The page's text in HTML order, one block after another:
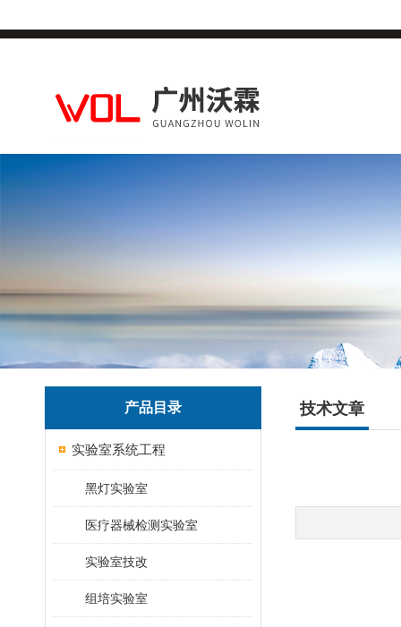
产品目录
实验室系统工程
黑灯实验室
医疗器械检测实验室
实验室技改
组培实验室
技术文章